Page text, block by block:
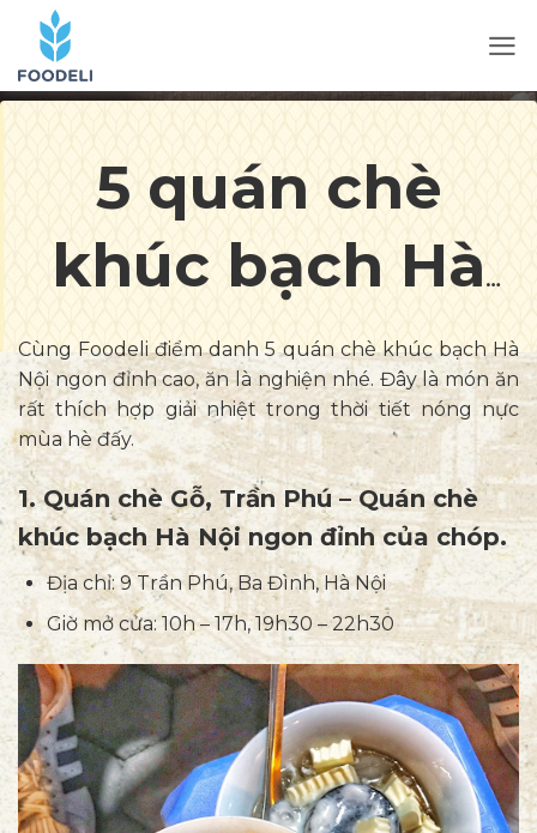
5 quán chè
khúc bạch Hà
Nội ngon “nhức
cái nách” bạn
phải thử
Cùng Foodeli điểm danh 5 quán chè khúc bạch Hà
Nội ngon đỉnh cao, ăn là nghiện nhé. Đây là món ăn
rất thích hợp giải nhiệt trong thời tiết nóng nực
mùa hè đấy.
1. Quán chè Gỗ, Trần Phú – Quán chè
khúc bạch Hà Nội ngon đỉnh của chóp.
Địa chỉ: 9 Trần Phú, Ba Đình, Hà Nội
Giờ mở cửa: 10h – 17h, 19h30 – 22h30